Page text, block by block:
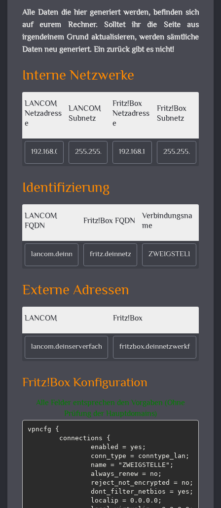
Alle Daten die hier generiert werden, befinden sich
auf eurem Rechner. Solltet ihr die Seite aus
irgendeinem Grund aktualisieren, werden sämtliche
Daten neu generiert. Ein zurück gibt es nicht!
Interne Netzwerke
LANCOM
Netzadress
e
LANCOM
Subnetz
Fritz!Box
Netzadress
e
Fritz!Box
Subnetz
Identifizierung
LANCOM
FQDN
Fritz!Box FQDN Verbindungsna
me
Externe Adressen
LANCOM Fritz!Box
Fritz!Box Konfiguration
Alle Felder entsprechen den Vorgaben (Ohne
Prüfung der Hauptdomains)
vpncfg {